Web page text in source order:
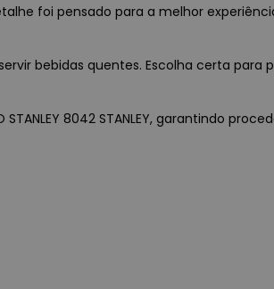
foi pensado para a melhor
bebidas quentes. Escolha certa para
STANLEY 8042 STANLEY, garantindo